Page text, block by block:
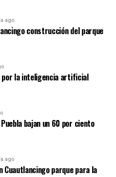
ago
construcción del parque
por la inteligencia artificial
bajan un 60 por ciento
ago
Cuautlancingo parque para la